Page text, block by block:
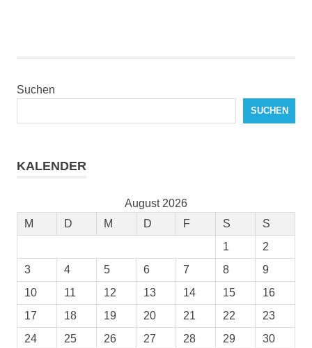
Suchen
SUCHEN
KALENDER
August 2026
M
D M D F S
S
1
2
3
4 5 6 7 8
9
10
11 12 13 14 15
16
17
18 19 20 21 22
23
24
25 26 27 28 29
30